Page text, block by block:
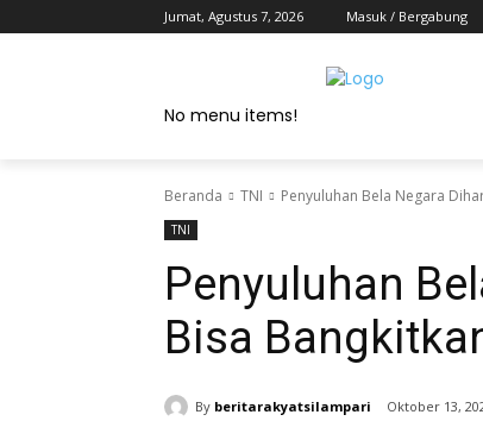
Jumat, Agustus 7, 2026 Masuk / Bergabung
No menu items!
Beranda TNI Penyuluhan Bela Negara
TNI
Penyuluhan
Bisa
By beritarakyatsilampari Oktober 13,